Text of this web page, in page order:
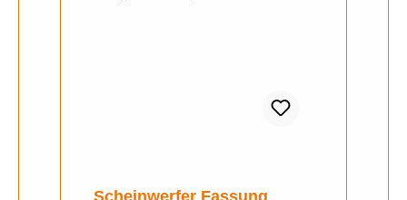
Scheinwerfer Fassung